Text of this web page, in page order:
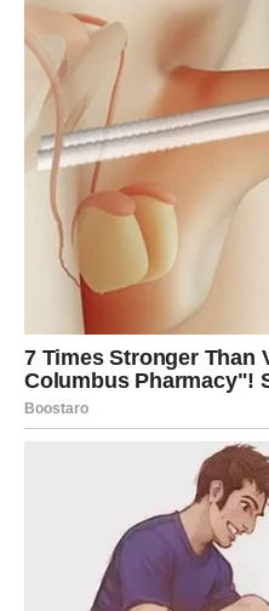
VAGA –
PRONALAZI
Vaš dan, drage Vage!
ste njen ljubimac. Ljubav
krenete. Ako ste u vezi,
povezanost i romantiku.
šansa da se neko javi ili
Poruka koja stiže ima
voli u tišini već dugo, a
Zvezde vas savetuju da ne
osetite.
ŠKORPIJA –
LJUBAV
Škorpije danas ulaze u